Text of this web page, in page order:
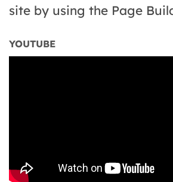
site by using the Page
YOUTUBE